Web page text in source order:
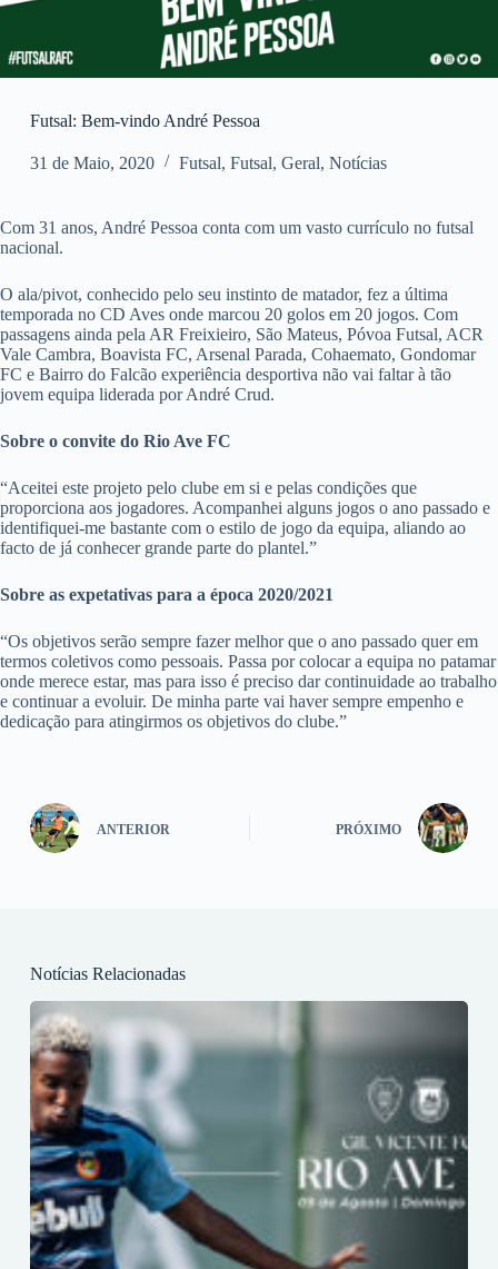
Futsal: Bem-vindo André Pessoa
31 de Maio, 2020 Futsal, Futsal, Geral, Notícias
Com 31 anos, André Pessoa conta com um vasto currículo no futsal
nacional.
O ala/pivot, conhecido pelo seu instinto de matador, fez a última
temporada no CD Aves onde marcou 20 golos em 20 jogos. Com
passagens ainda pela AR Freixieiro, São Mateus, Póvoa Futsal, ACR
Vale Cambra, Boavista FC, Arsenal Parada, Cohaemato, Gondomar
FC e Bairro do Falcão experiência desportiva não vai faltar à tão
jovem equipa liderada por André Crud.
Sobre o convite do Rio Ave FC
“Aceitei este projeto pelo clube em si e pelas condições que
proporciona aos jogadores. Acompanhei alguns jogos o ano passado e
identifiquei-me bastante com o estilo de jogo da equipa, aliando ao
facto de já conhecer grande parte do plantel.”
Sobre as expetativas para a época 2020/2021
“Os objetivos serão sempre fazer melhor que o ano passado quer em
termos coletivos como pessoais. Passa por colocar a equipa no patamar
onde merece estar, mas para isso é preciso dar continuidade ao trabalho
e continuar a evoluir. De minha parte vai haver sempre empenho e
dedicação para atingirmos os objetivos do clube.”
ANTERIOR PRÓXIMO
Notícias Relacionadas